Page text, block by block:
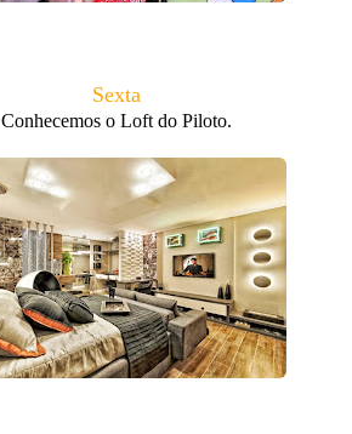
Sexta
Conhecemos o Loft do Piloto.